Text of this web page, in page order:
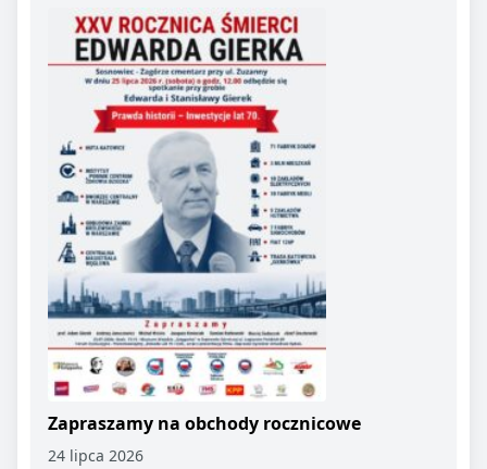
Zapraszamy na obchody rocznicowe
24 lipca 2026